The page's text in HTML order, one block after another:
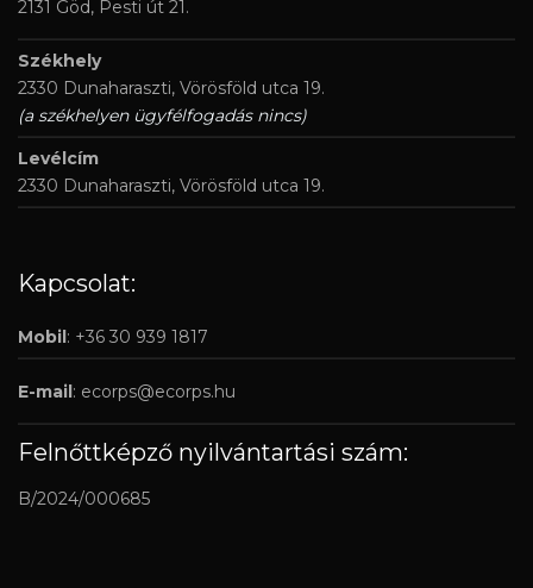
2131 Göd, Pesti út 21.
Székhely
2330 Dunaharaszti, Vörösföld utca 19.
(a székhelyen ügyfélfogadás nincs)
Levélcím
2330 Dunaharaszti, Vörösföld utca 19.
Kapcsolat:
Mobil: +36 30 939 1817
E-mail: ecorps@ecorps.hu
Felnőttképző nyilvántartási szám:
B/2024/000685